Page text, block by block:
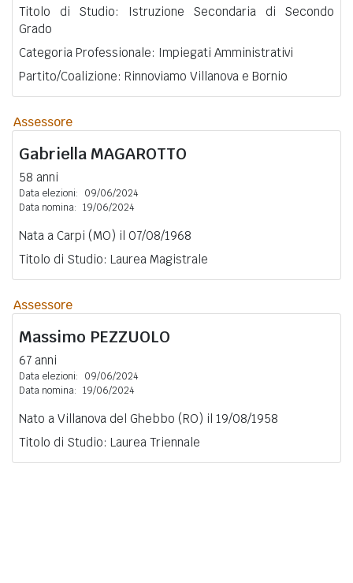
Titolo di Studio: Istruzione Secondaria di Secondo
Grado
Categoria Professionale: Impiegati Amministrativi
Partito/Coalizione: Rinnoviamo Villanova e Bornio
Assessore
Gabriella MAGAROTTO
58 anni
Data elezioni:
09/06/2024
Data nomina: 19/06/2024
Nata a Carpi (MO) il 07/08/1968
Titolo di Studio: Laurea Magistrale
Assessore
Massimo PEZZUOLO
67 anni
Data elezioni:
09/06/2024
Data nomina: 19/06/2024
Nato a Villanova del Ghebbo (RO) il 19/08/1958
Titolo di Studio: Laurea Triennale